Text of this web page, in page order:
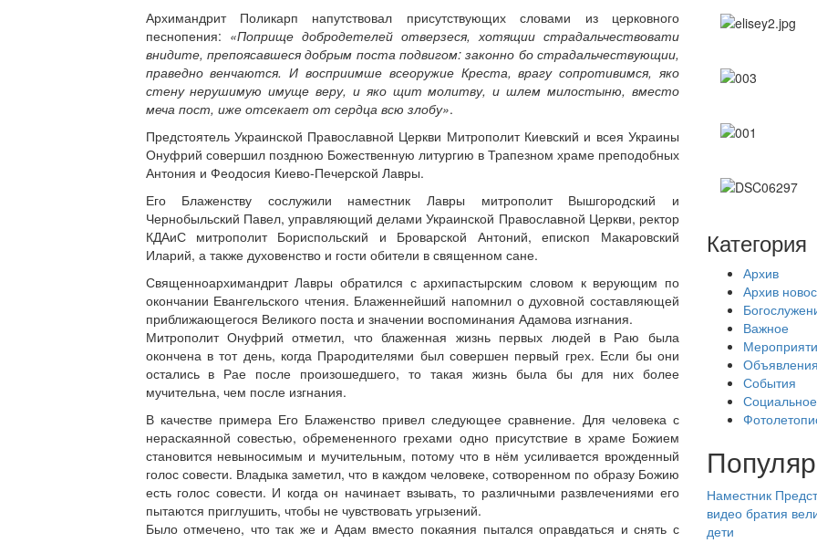
Архимандрит Поликарп напутствовал присутствующих словами из церковного
песнопения: «Поприще добродетелей отверзеся, хотящии страдальчествовати
внидите, препоясавшеся добрым поста подвигом: законно бо страдальчествующии,
праведно венчаются. И восприимше всеоружие Креста, врагу сопротивимся, яко
стену нерушимую имуще веру, и яко щит молитву, и шлем милостыню, вместо
меча пост, иже отсекает от сердца всю злобу».
Предстоятель Украинской Православной Церкви Митрополит Киевский и всея Украины
Онуфрий совершил позднюю Божественную литургию в Трапезном храме преподобных
Антония и Феодосия Киево-Печерской Лавры.
Его Блаженству сослужили наместник Лавры митрополит Вышгородский и
Чернобыльский Павел, управляющий делами Украинской Православной Церкви, ректор
КДАиС митрополит Бориспольский и Броварской Антоний, епископ Макаровский
Иларий, а также духовенство и гости обители в священном сане.
Священноархимандрит Лавры обратился с архипастырским словом к верующим по
окончании Евангельского чтения. Блаженнейший напомнил о духовной составляющей
приближающегося Великого поста и значении воспоминания Адамова изгнания.
Митрополит Онуфрий отметил, что блаженная жизнь первых людей в Раю была
окончена в тот день, когда Прародителями был совершен первый грех. Если бы они
остались в Рае после произошедшего, то такая жизнь была бы для них более
мучительна, чем после изгнания.
В качестве примера Его Блаженство привел следующее сравнение. Для человека с
нераскаянной совестью, обремененного грехами одно присутствие в храме Божием
становится невыносимым и мучительным, потому что в нём усиливается врожденный
голос совести. Владыка заметил, что в каждом человеке, сотворенном по образу Божию
есть голос совести. И когда он начинает взывать, то различными развлечениями его
пытаются приглушить, чтобы не чувствовать угрызений.
Было отмечено, что так же и Адам вместо покаяния пытался оправдаться и снять с
Категория
Архив
Архив
Важное
Объявления
События
Наместник
видео братия
дети